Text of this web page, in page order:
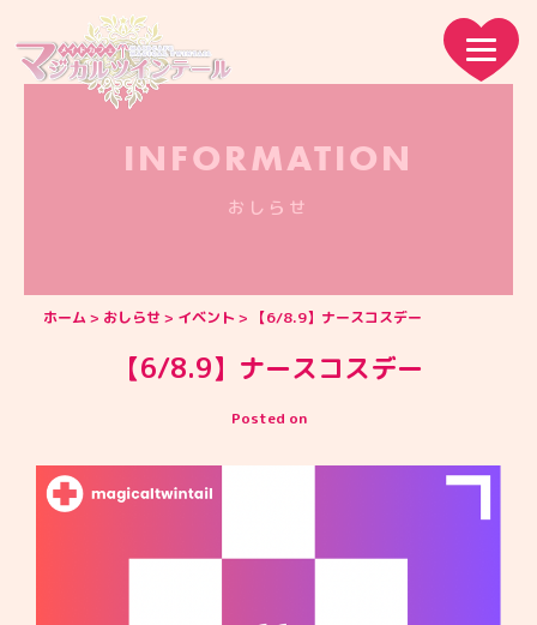
INFORMATION
おしらせ
ホーム おしらせ イベント 【6/8.9】ナースコスデー
【6/8.9】ナースコスデー
Posted on